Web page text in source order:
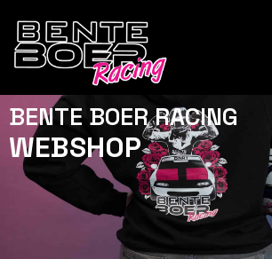
BENTE BOER RACING
WEBSHOP